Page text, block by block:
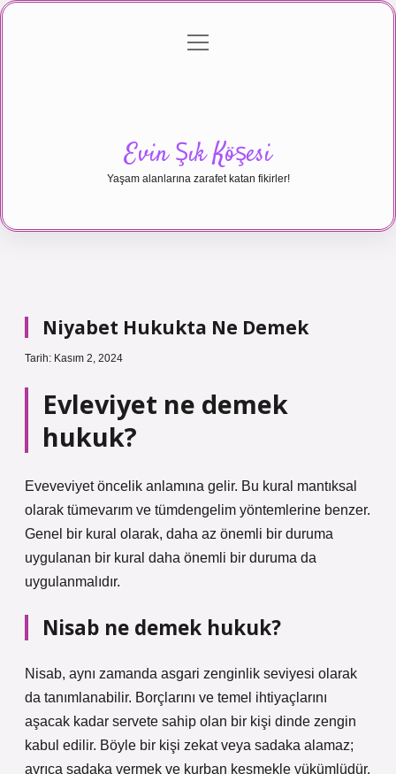
Gizlilik Politikası
menüyü
Evin Şık Köşesi
Yaşam alanlarına zarafet katan fikirler!
Niyabet Hukukta Ne Demek
Tarih: Kasım 2, 2024
Evleviyet ne demek
hukuk?
Eveveviyet öncelik anlamına gelir. Bu kural mantıksal
olarak tümevarım ve tümdengelim yöntemlerine benzer.
Genel bir kural olarak, daha az önemli bir duruma
uygulanan bir kural daha önemli bir duruma da
uygulanmalıdır.
Nisab ne demek hukuk?
Nisab, aynı zamanda asgari zenginlik seviyesi olarak
da tanımlanabilir. Borçlarını ve temel ihtiyaçlarını
aşacak kadar servete sahip olan bir kişi dinde zengin
kabul edilir. Böyle bir kişi zekat veya sadaka alamaz;
ayrıca sadaka vermek ve kurban kesmekle yükümlüdür.